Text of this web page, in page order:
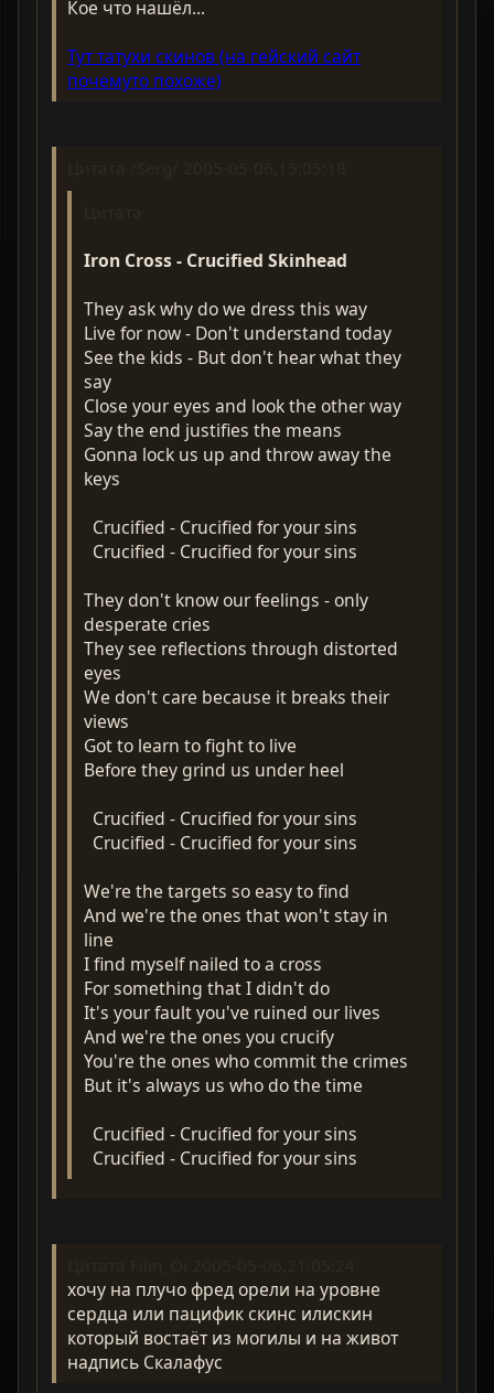
Кое что нашёл...
Тут татухи скинов (на гейский сайт
почемуто похоже)
Iron Cross - Crucified Skinhead
They ask why do we dress this way
Live for now - Don't understand today
See the kids - But don't hear what they
say
Close your eyes and look the other way
Say the end justifies the means
Gonna lock us up and throw away the
keys
Crucified - Crucified for your sins
Crucified - Crucified for your sins
They don't know our feelings - only
desperate cries
They see reflections through distorted
eyes
We don't care because it breaks their
views
Got to learn to fight to live
Before they grind us under heel
Crucified - Crucified for your sins
Crucified - Crucified for your sins
We're the targets so easy to find
And we're the ones that won't stay in
line
I find myself nailed to a cross
For something that I didn't do
It's your fault you've ruined our lives
And we're the ones you crucify
You're the ones who commit the crimes
But it's always us who do the time
Crucified - Crucified for your sins
Crucified - Crucified for your sins
хочу на плучо фред орели на уровне
сердца или пацифик скинс илискин
который востаёт из могилы и на живот
надпись Скалафус